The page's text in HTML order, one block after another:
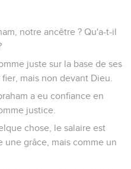
notre ancêtre ? Qu'a-t-il
juste sur la base de ses
mais non devant Dieu.
a eu confiance en
justice.
chose, le salaire est
une grâce, mais comme un